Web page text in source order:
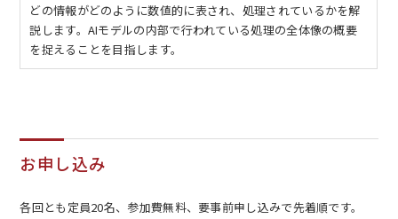
どの情報がどのように数値的に表され、処理されているかを解
説します。AIモデルの内部で行われている処理の全体像の概要
を捉えることを目指します。
お申し込み
各回とも定員20名、参加費無料、要事前申し込みで先着順です。